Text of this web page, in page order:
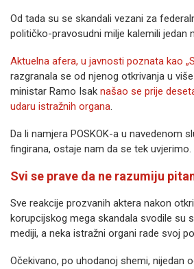
Od tada su se skandali vezani za
političko-pravosudni milje kalemili jedan
Aktuelna afera, u javnosti poznata kao
razgranala se od njenog otkrivanja u
ministar Ramo Isak našao se prije
udaru istražnih organa.
Da li namjera POSKOK-a u navedenom
fingirana, ostaje nam da se tek uvjerimo.
Svi se prave da ne razumiju
Sve reakcije prozvanih aktera nakon
korupcijskog mega skandala svodile su
mediji, a neka istražni organi rade svoj
Očekivano, po uhodanoj shemi, nijedan